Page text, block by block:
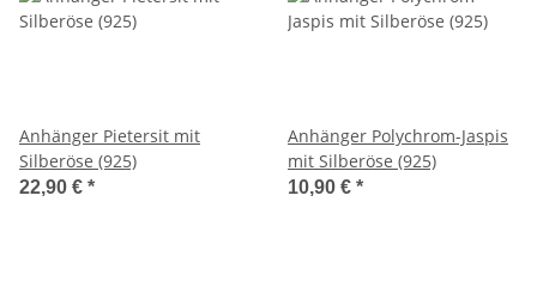
Anhänger Pietersit mit
Silberöse (925)
22,90 € *
Anhänger Polychrom-Jaspis
mit Silberöse (925)
10,90 € *